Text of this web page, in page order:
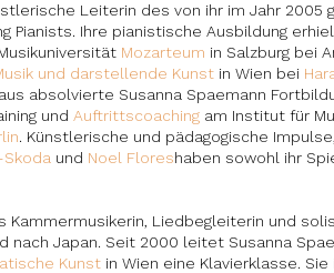
Leiterin des von ihr im Jahr 2005
Pianists. Ihre pianistische Ausbildung
Mozarteum in Salzburg bei
und darstellende Kunst in Wien bei
absolvierte Susanna Spaemann
und Auftrittscoaching am Institut für
. Künstlerische und pädagogische
Skoda und Noel Floreshaben sowohl ihr
Kammermusikerin, Liedbegleiterin und
nach Japan. Seit 2000 leitet Susanna
Kunst in Wien eine Klavierklasse.